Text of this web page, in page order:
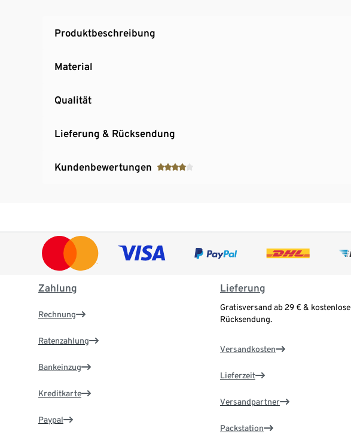
Produktbeschreibung
Material
Qualität
Lieferung & Rücksendung
Kundenbewertungen
Zahlung
Rechnung
Ratenzahlung
Bankeinzug
Kreditkarte
Paypal
Lieferung
Gratisversand ab 29 € & kostenlose
Rücksendung.
Versandkosten
Lieferzeit
Versandpartner
Packstation